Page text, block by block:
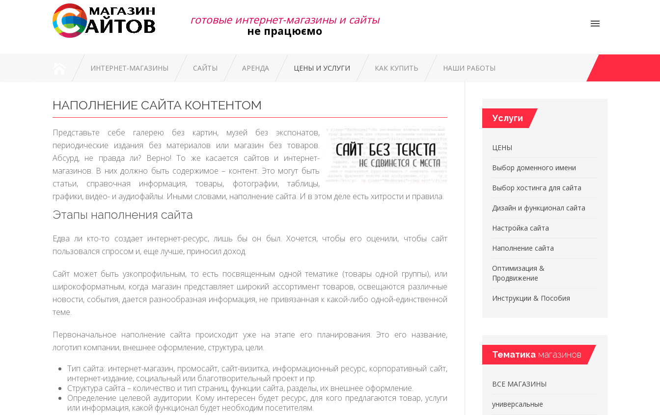
готовые интернет-магазины и сайты
не працюємо
ИНТЕРНЕТ-МАГАЗИНЫ САЙТЫ АРЕНДА ЦЕНЫ И УСЛУГИ КАК КУПИТЬ НАШИ РАБОТЫ
НАПОЛНЕНИЕ САЙТА КОНТЕНТОМ
Представьте себе галерею без картин, музей без экспонатов,
периодические издания без материалов или магазин без товаров.
Абсурд, не правда ли? Верно! То же касается сайтов и интернет-
магазинов. В них должно быть содержимое – контент. Это могут быть
статьи, справочная информация, товары, фотографии, таблицы,
графики, видео- и аудиофайлы. Иными словами, наполнение сайта. И в этом деле есть хитрости и правила.
Этапы наполнения сайта
Едва ли кто-то создает интернет-ресурс, лишь бы он был. Хочется, чтобы его оценили, чтобы сайт
пользовался спросом и, еще лучше, приносил доход.
Сайт может быть узкопрофильным, то есть посвященным одной тематике (товары одной группы), или
широкоформатным, когда магазин представляет широкий ассортимент товаров, освещаются различные
новости, события, дается разнообразная информация, не привязанная к какой-либо одной-единственной
теме.
Первоначальное наполнение сайта происходит уже на этапе его планирования. Это его название,
логотип компании, внешнее оформление, структура, цели.
Тип сайта: интернет-магазин, промосайт, сайт-визитка, информационный ресурс, корпоративный сайт,
интернет-издание, социальный или благотворительный проект и пр.
Структура сайта – количество и тип страниц, функции сайта, разделы, их внешнее оформление.
Определение целевой аудитории. Кому интересен будет ресурс, для кого предлагаются товар, услуги
или информация, какой функционал будет необходим посетителям.
Услуги
ЦЕНЫ
Выбор доменного имени
Выбор хостинга для сайта
Дизайн и функционал сайта
Настройка сайта
Наполнение сайта
Оптимизация &
Продвижение
Инструкции & Пособия
Тематикамагазинов
ВСЕ МАГАЗИНЫ
универсальные